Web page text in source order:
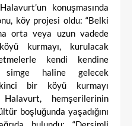
konuşmasında
köy projesi oldu: “Belki
orta veya uzun vadede
kurmayı, kurulacak
kendi kendine
simge haline gelecek
ikinci bir köyü kurmayı
Halavurt, hemşerilerinin
boşluğunda yaşadığını